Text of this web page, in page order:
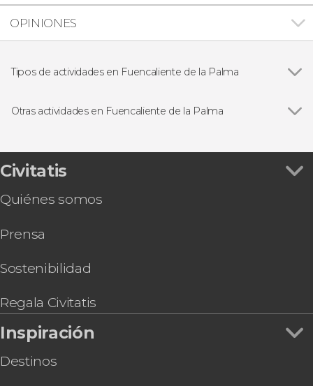
OPINIONES
Tipos de actividades en Fuencaliente de la Palma
Otras actividades en Fuencaliente de la Palma
Muchachos
Snorkel en Fuencaliente
Civitatis
Quiénes somos
Prensa
Sostenibilidad
Regala Civitatis
Inspiración
Destinos